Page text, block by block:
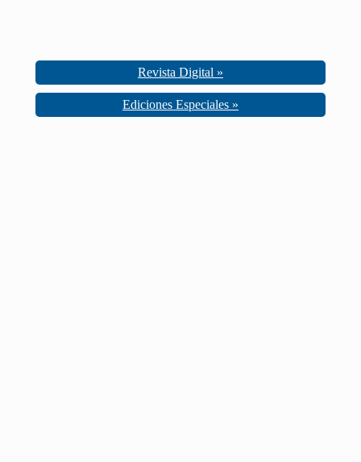
Revista Digital »
Ediciones Especiales »